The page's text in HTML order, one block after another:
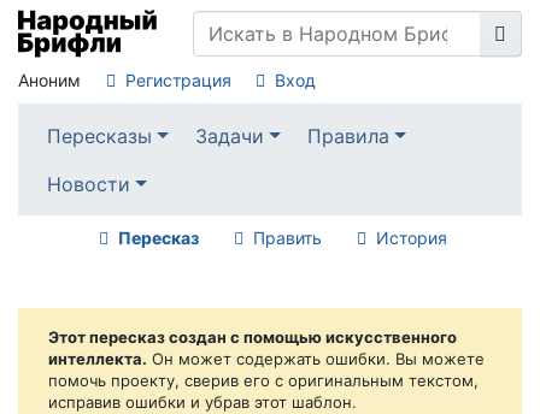
Аноним Регистрация Вход
Пересказы Задачи
Правила
Новости
Пересказ Править История
Этот пересказ создан с помощью искусственного
интеллекта. Он может содержать ошибки. Вы можете
помочь проекту, сверив его с оригинальным текстом,
исправив ошибки и убрав этот шаблон.